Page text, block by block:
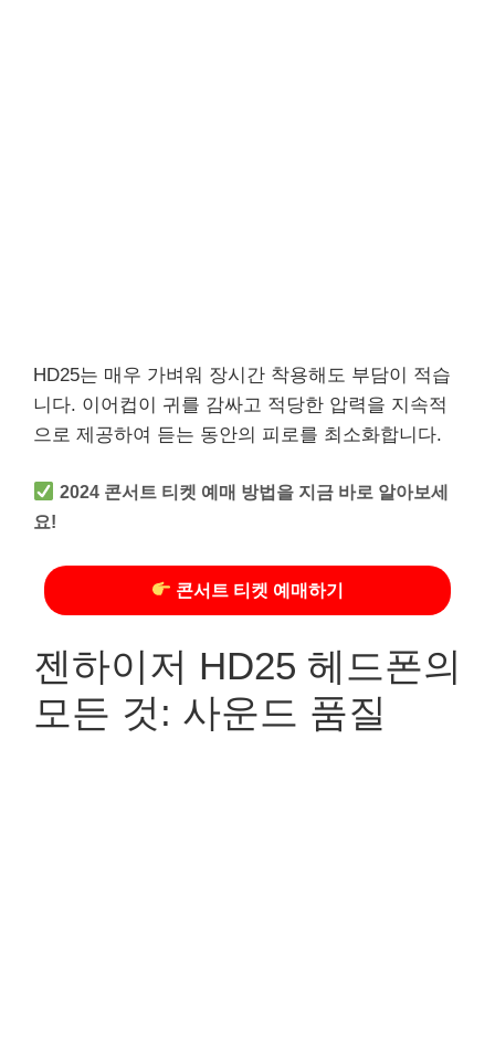
HD25는 매우 가벼워 장시간 착용해도 부담이 적습
니다. 이어컵이 귀를 감싸고 적당한 압력을 지속적
으로 제공하여 듣는 동안의 피로를 최소화합니다.
2024 콘서트 티켓 예매 방법을 지금 바로 알아보세
요!
콘서트 티켓 예매하기
젠하이저 HD25 헤드폰의
모든 것: 사운드 품질